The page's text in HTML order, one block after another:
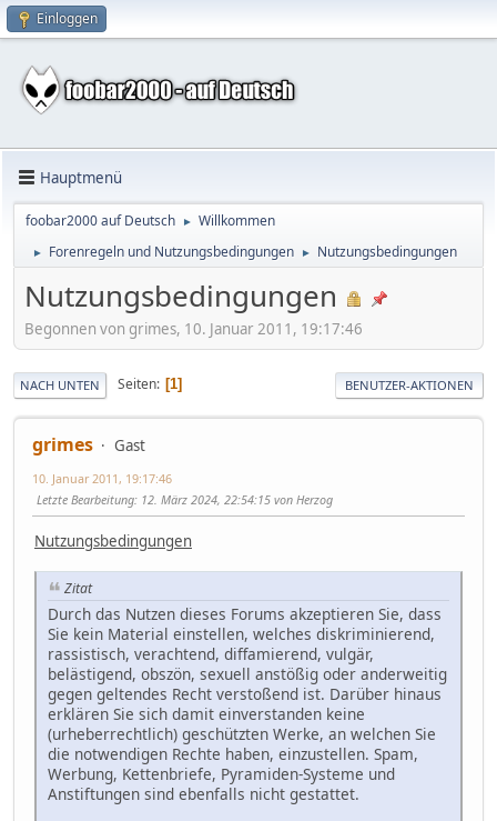
Einloggen
Hauptmenü
foobar2000 auf Deutsch ► Willkommen
► Forenregeln und Nutzungsbedingungen ► Nutzungsbedingungen
Nutzungsbedingungen
Begonnen von grimes, 10. Januar 2011, 19:17:46
NACH UNTEN Seiten 1 BENUTZER-AKTIONEN
grimes Gast
10. Januar 2011, 19:17:46
Letzte Bearbeitung: 12. März 2024, 22:54:15 von Herzog
Nutzungsbedingungen
Zitat
Durch das Nutzen dieses Forums akzeptieren Sie, dass
Sie kein Material einstellen, welches diskriminierend,
rassistisch, verachtend, diffamierend, vulgär,
belästigend, obszön, sexuell anstößig oder anderweitig
gegen geltendes Recht verstoßend ist. Darüber hinaus
erklären Sie sich damit einverstanden keine
(urheberrechtlich) geschützten Werke, an welchen Sie
die notwendigen Rechte haben, einzustellen. Spam,
Werbung, Kettenbriefe, Pyramiden-Systeme und
Anstiftungen sind ebenfalls nicht gestattet.